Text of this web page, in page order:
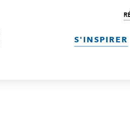
S'INSPIRER